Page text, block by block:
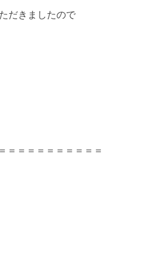
だきましたので
＝＝＝＝＝＝＝＝＝＝